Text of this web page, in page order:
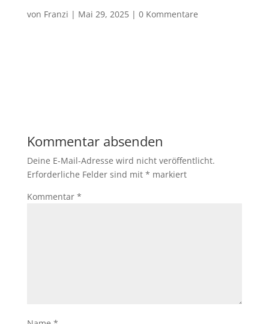
von Franzi | Mai 29, 2025| 0 Kommentare
Kommentar absenden
Deine E-Mail-Adresse wird nicht veröffentlicht.
Erforderliche Felder sind mit * markiert
Kommentar *